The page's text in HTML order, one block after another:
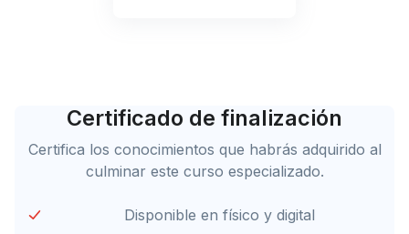
Certificado de finalización
Certifica los conocimientos que habrás adquirido al
culminar este curso especializado.
Disponible en físico y digital